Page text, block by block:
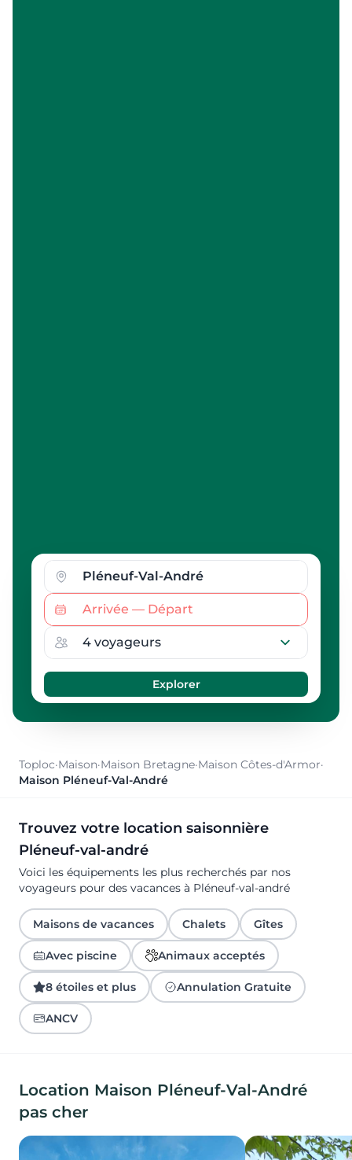
Toploc·Maison·Maison Bretagne·Maison Côtes-d'Armor·
Maison Pléneuf-Val-André
Trouvez votre location saisonnière
Pléneuf-val-andré
Voici les équipements les plus recherchés par nos
voyageurs pour des vacances à Pléneuf-val-andré
Maisons de vacances Chalets Gîtes
Avec piscine Animaux acceptés
8 étoiles et plus Annulation Gratuite
ANCV
Location Maison Pléneuf-Val-André
pas cher